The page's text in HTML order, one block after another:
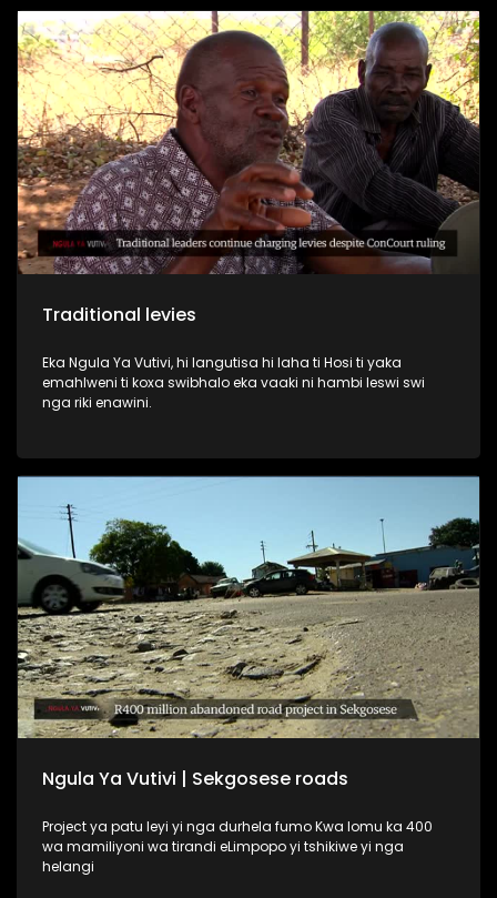
Traditional levies
Eka Ngula Ya Vutivi, hi langutisa hi laha ti Hosi ti yaka
emahlweni ti koxa swibhalo eka vaaki ni hambi leswi swi
nga riki enawini.
Ngula Ya Vutivi | Sekgosese roads
Project ya patu leyi yi nga durhela fumo Kwa lomu ka 400
wa mamiliyoni wa tirandi eLimpopo yi tshikiwe yi nga
helangi